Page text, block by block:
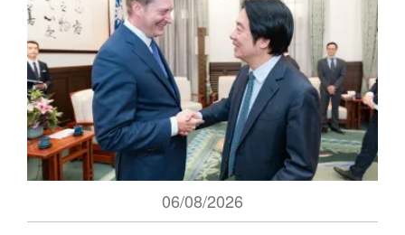
06/08/2026